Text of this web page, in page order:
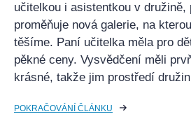
učitelkou i asistentkou v družině,
proměňuje nová galerie, na
těšíme. Paní učitelka měla pro
pěkné ceny. Vysvědčení měli
krásné, takže jim prostředí
POKRAČOVÁNÍ ČLÁNKU